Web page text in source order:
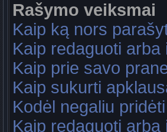
Rašymo veiksmai
Kaip ką nors
Kaip redaguoti
Kaip prie savo
Kaip sukurti
Kodėl negaliu
Kaip redaguoti